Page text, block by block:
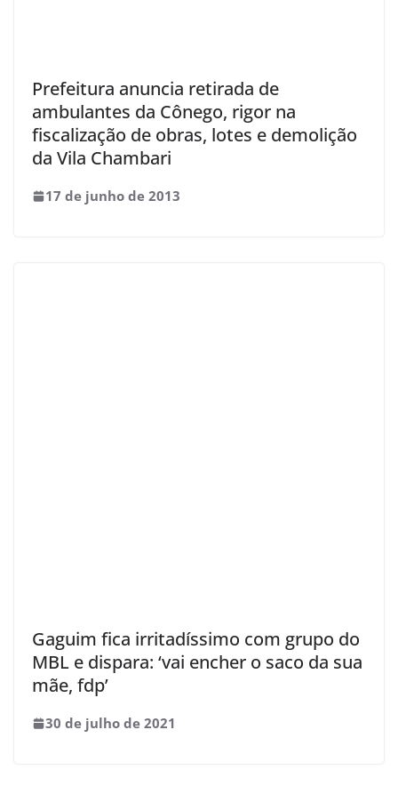
Prefeitura anuncia retirada de
ambulantes da Cônego, rigor na
fiscalização de obras, lotes e demolição
da Vila Chambari
17 de junho de 2013
Gaguim fica irritadíssimo com grupo do
MBL e dispara: ‘vai encher o saco da sua
mãe, fdp’
30 de julho de 2021